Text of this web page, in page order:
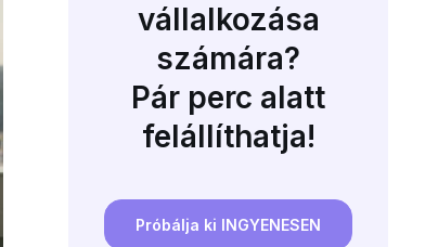
vállalkozása
számára?
Pár perc alatt
felállíthatja!
Próbálja ki INGYENESEN